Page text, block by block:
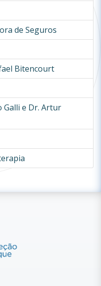
de Seguros
Bitencourt
Galli e Dr. Artur